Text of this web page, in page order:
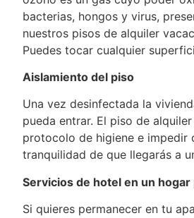
bacterias, hongos y virus,
nuestros pisos de alquiler
Puedes tocar cualquier
Aislamiento del piso
Una vez desinfectada la
pueda entrar. El piso de
protocolo de higiene e impedir
tranquilidad de que llegarás a
Servicios de hotel en un hogar
Si quieres permanecer en tu